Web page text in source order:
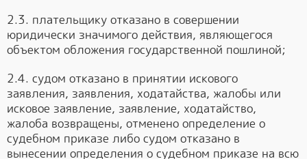
2.3. плательщику отказано в совершении
юридически значимого действия, являющегося
объектом обложения государственной пошлиной;
2.4. судом отказано в принятии искового
заявления, заявления, ходатайства, жалобы или
исковое заявление, заявление, ходатайство,
жалоба возвращены, отменено определение о
судебном приказе либо судом отказано в
вынесении определения о судебном приказе на всю